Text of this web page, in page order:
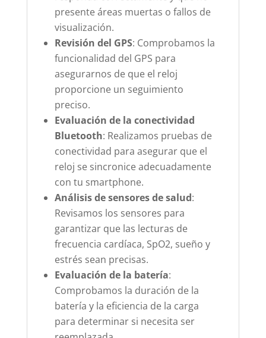
presente áreas muertas o fallos de
visualización.
Revisión del GPS: Comprobamos la
funcionalidad del GPS para
asegurarnos de que el reloj
proporcione un seguimiento
preciso.
Evaluación de la conectividad
Bluetooth: Realizamos pruebas de
conectividad para asegurar que el
reloj se sincronice adecuadamente
con tu smartphone.
Análisis de sensores de salud:
Revisamos los sensores para
garantizar que las lecturas de
frecuencia cardíaca, SpO2, sueño y
estrés sean precisas.
Evaluación de la batería:
Comprobamos la duración de la
batería y la eficiencia de la carga
para determinar si necesita ser